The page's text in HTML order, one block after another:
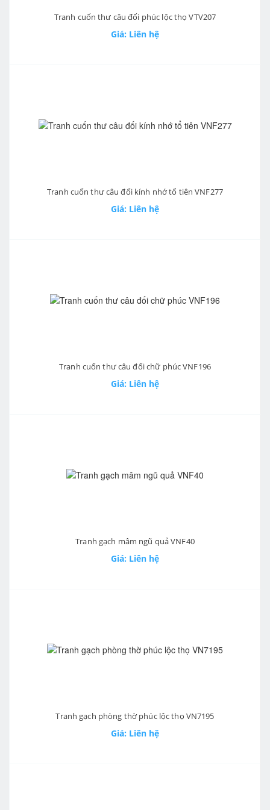
Tranh cuốn thư câu đối phúc lộc thọ VTV207
Giá: Liên hệ
Tranh cuốn thư câu đối kính nhớ tổ tiên VNF277
Giá: Liên hệ
Tranh cuốn thư câu đối chữ phúc VNF196
Giá: Liên hệ
Tranh gạch mâm ngũ quả VNF40
Giá: Liên hệ
Tranh gạch phòng thờ phúc lộc thọ VN7195
Giá: Liên hệ